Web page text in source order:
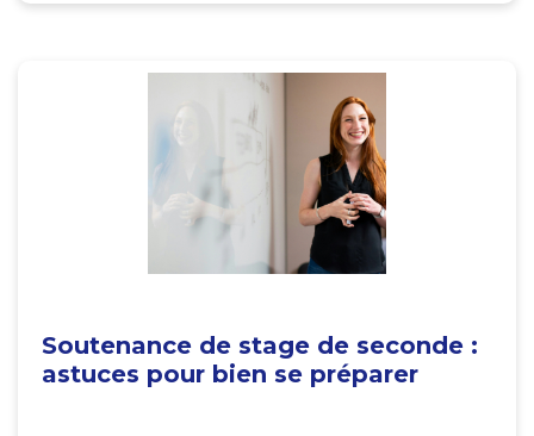
Soutenance de stage de seconde :
astuces pour bien se préparer